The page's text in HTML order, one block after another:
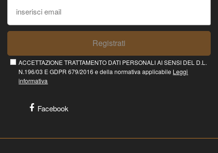
Registrati
ACCETTAZIONE TRATTAMENTO DATI PERSONALI AI SENSI DEL D.L.
N.196/03 E GDPR 679/2016 e della normativa applicabile Leggi
informativa
Facebook